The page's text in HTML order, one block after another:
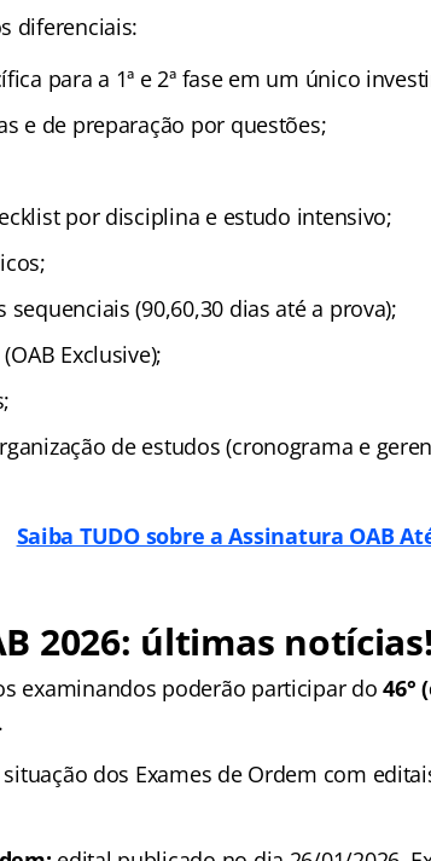
diferenciais:
para a 1ª e 2ª fase em um único
e de preparação por questões;
por disciplina e estudo intensivo;
sequenciais (90,60,30 dias até a prova);
Exclusive);
de estudos (cronograma e
Saiba TUDO sobre a Assinatura OAB
2026: últimas notícias!
examinandos poderão participar do46°
dos Exames de Ordem com